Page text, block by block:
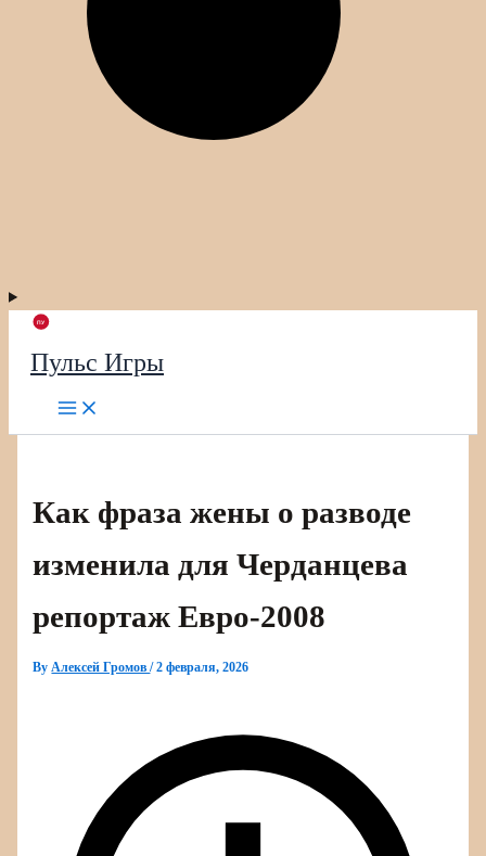
Пульс Игры
Как фраза жены о разводе
изменила для Черданцева
репортаж Евро‑2008
By Алексей Громов/2 февраля, 2026